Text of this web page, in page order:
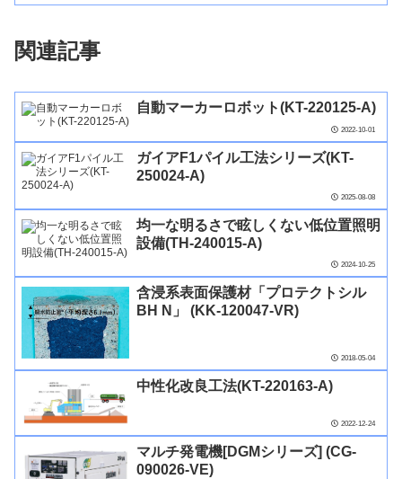
関連記事
自動マーカーロボット(KT-220125-A)
2022-10-01
ガイアF1パイル工法シリーズ(KT-
250024-A)
2025-08-08
均一な明るさで眩しくない低位置照明
設備(TH-240015-A)
2024-10-25
含浸系表面保護材「プロテクトシル
BH N」 (KK-120047-VR)
2018-05-04
中性化改良工法(KT-220163-A)
2022-12-24
マルチ発電機[DGMシリーズ] (CG-
090026-VE)